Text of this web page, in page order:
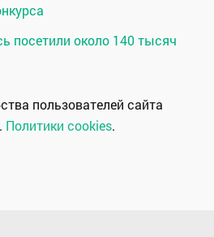
посетили около 140 тысяч
пользователей сайта
. Политики cookies.